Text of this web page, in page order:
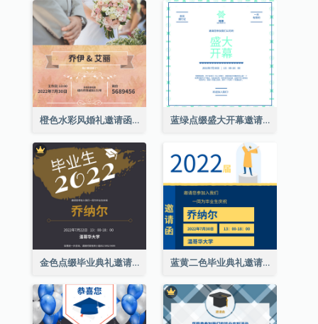
橙色水彩风婚礼邀请函 蓝绿点缀盛大开幕邀请函
金色点缀毕业典礼邀请函 蓝黄二色毕业典礼邀请函